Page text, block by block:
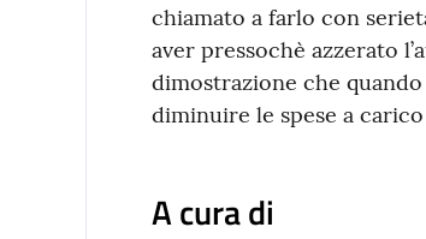
chiamato a farlo con
aver pressochè azzerato
dimostrazione che
diminuire le spese a
A cura di